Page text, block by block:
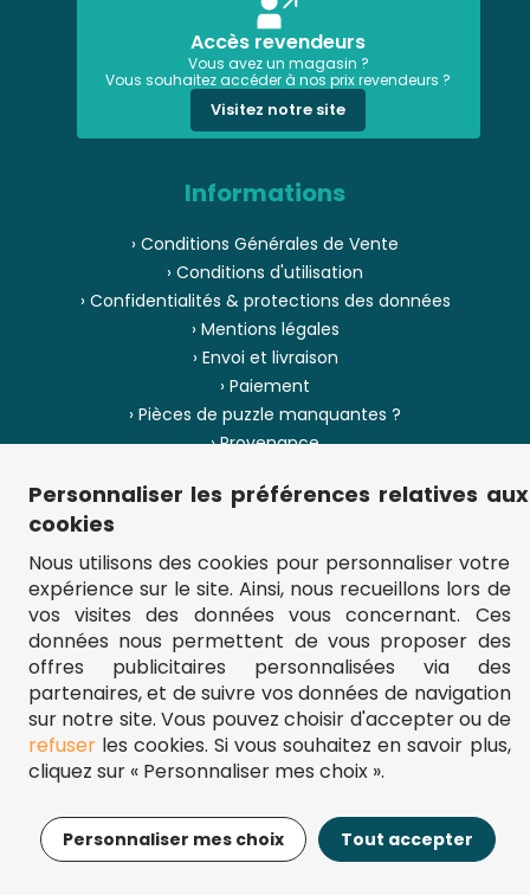
17,95€ Ajouter au panier
Accès revendeurs
Vous avez un magasin ?
Vous souhaitez accéder à nos prix revendeurs ?
Visitez notre site
Informations
› Conditions Générales de Vente
› Conditions d'utilisation
› Confidentialités & protections des données
› Mentions légales
› Envoi et livraison
› Paiement
› Pièces de puzzle manquantes ?
› Provenance
› Plan du site
** Frais d'envoi = 6,95 € (France) / gratuit à partir de 45 €.
fou-de-puzzle.com : le site référence pour acheter des puzzles de
qualité à bon prix.
© Fou-de-puzzle.com 2011 - 2026
Personnaliser les préférences relatives aux
cookies
Nous utilisons des cookies pour personnaliser votre
expérience sur le site. Ainsi, nous recueillons lors de
vos visites des données vous concernant. Ces
données nous permettent de vous proposer des
offres publicitaires personnalisées via des
partenaires, et de suivre vos données de navigation
sur notre site. Vous pouvez choisir d'accepter ou de
refuserles cookies. Si vous souhaitez en savoir plus,
cliquez sur « Personnaliser mes choix ».
Personnaliser mes choix Tout accepter